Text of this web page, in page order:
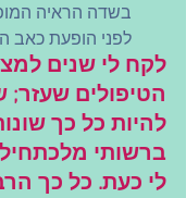
בשדה הראיה
לפני הופעת כאב
לקח לי שנים
הטיפולים שעזר;
להיות כל כך
ברשותי
לי כעת. כל כך